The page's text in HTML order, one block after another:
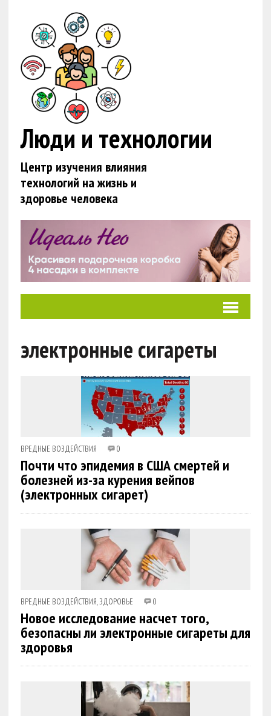
Люди и технологии
Центр изучения влияния
технологий на жизнь и
здоровье человека
электронные сигареты
ВРЕДНЫЕ ВОЗДЕЙСТВИЯ 0
Почти что эпидемия в США смертей и
болезней из-за курения вейпов
(электронных сигарет)
ВРЕДНЫЕ ВОЗДЕЙСТВИЯ,ЗДОРОВЬЕ 0
Новое исследование насчет того,
безопасны ли электронные сигареты для
здоровья